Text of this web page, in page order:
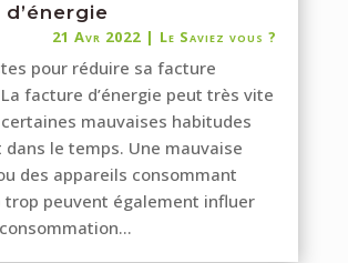
21 Avr 2022 | Le Saviez vous ?
pour réduire sa facture
facture d’énergie peut très vite
mauvaises habitudes
le temps. Une mauvaise
des appareils consommant
trop peuvent également influer